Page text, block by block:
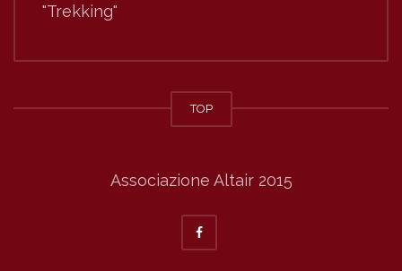
"Trekking"
TOP
Associazione Altair 2015